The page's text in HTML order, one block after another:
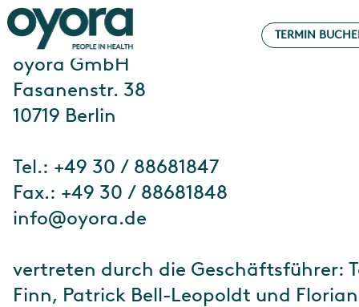
TERMIN
oyora GmbH
Fasanenstr. 38
10719 Berlin
Tel.: +49 30 / 88681847
Fax.: +49 30 / 88681848
info@oyora.de
vertreten durch die Geschäftsführer:
Finn, Patrick Bell-Leopoldt und